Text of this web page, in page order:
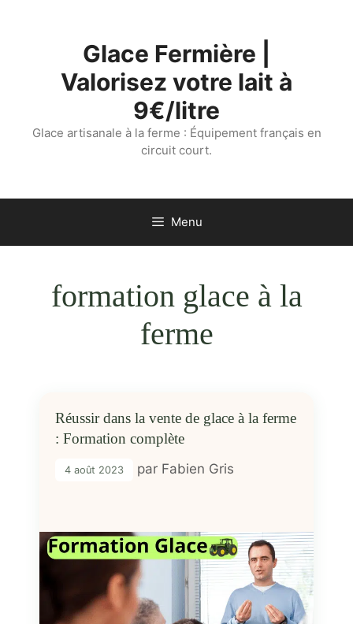
Glace Fermière |
Valorisez votre lait à
9€/litre
Glace artisanale à la ferme : Équipement français en
circuit court.
Menu
formation glace à la
ferme
Réussir dans la vente de glace à la ferme
: Formation complète
4 août 2023 par Fabien Gris